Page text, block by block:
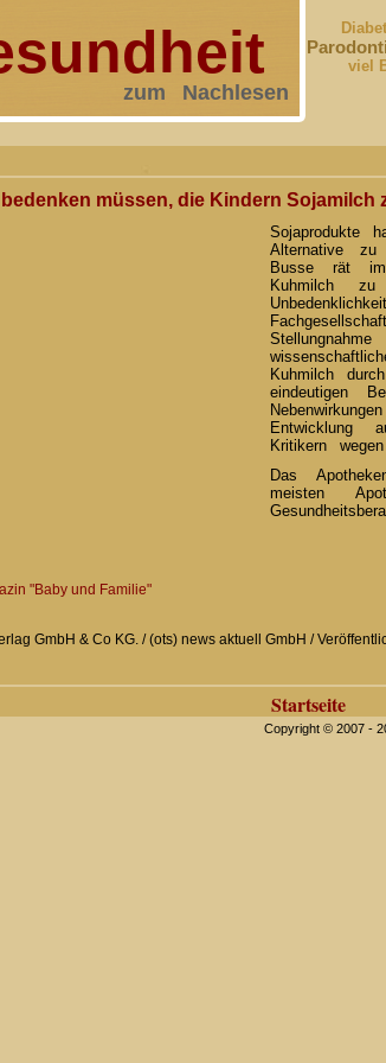
zum Nachlesen
viel
müssen, die Kindern Sojamilch
Sojaprodukte
Alternative
Busse rät im
Kuhmilch
Kuhmilch
eindeutigen
Entwicklung
Kritikern
Das
meisten
"Baby und Familie"
GmbH & Co KG. / (ots) news aktuell GmbH /
Startseite
Copyright © 2007 -